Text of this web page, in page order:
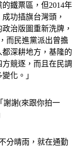
功插旗台灣頭，
治版圖重新洗牌，
而民進黨派出曾擔
深耕地方，基隆的
競逐，而且在民調
化。」
同時全程直播，身